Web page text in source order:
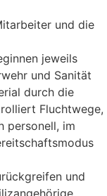
und die
jeweils
und Sanität
durch die
Fluchtwege,
personell, im
und